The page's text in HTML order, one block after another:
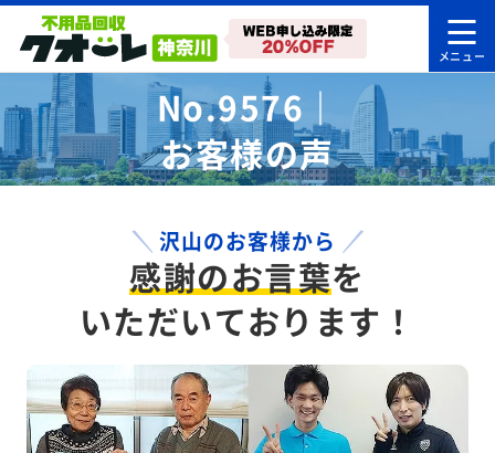
No.9576｜
お客様の声
沢山のお客様から
感謝のお言葉を
いただいております！